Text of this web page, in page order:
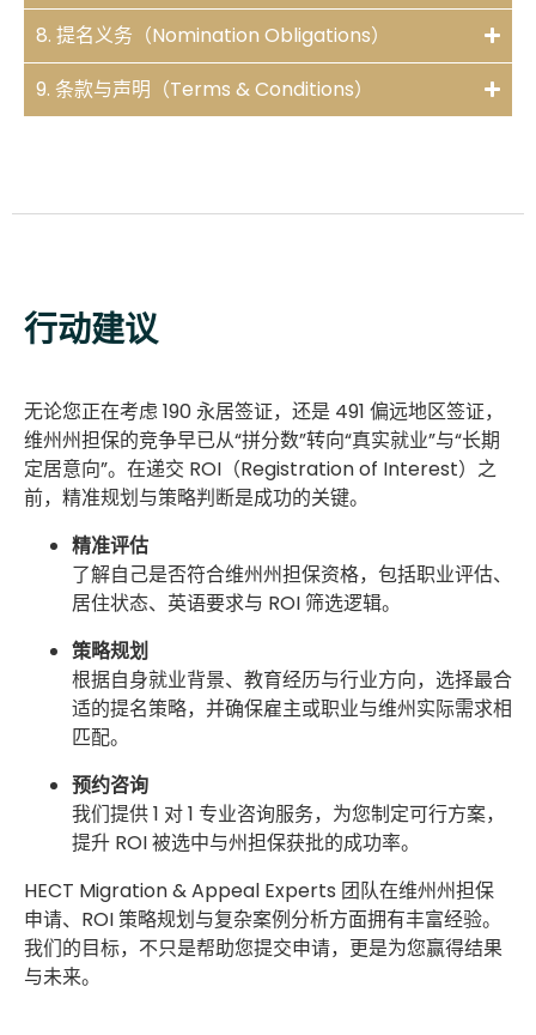
8. 提名义务（Nomination Obligations）
9. 条款与声明（Terms & Conditions）
行动建议
无论您正在考虑 190 永居签证，还是 491 偏远地区签证，
维州州担保的竞争早已从“拼分数”转向“真实就业”与“长期
定居意向”。在递交 ROI（Registration of Interest）之
前，精准规划与策略判断是成功的关键。
精准评估
了解自己是否符合维州州担保资格，包括职业评估、
居住状态、英语要求与 ROI 筛选逻辑。
策略规划
根据自身就业背景、教育经历与行业方向，选择最合
适的提名策略，并确保雇主或职业与维州实际需求相
匹配。
预约咨询
我们提供 1 对 1 专业咨询服务，为您制定可行方案，
提升 ROI 被选中与州担保获批的成功率。
HECT Migration & Appeal Experts 团队在维州州担保
申请、ROI 策略规划与复杂案例分析方面拥有丰富经验。
我们的目标，不只是帮助您提交申请，更是为您赢得结果
与未来。